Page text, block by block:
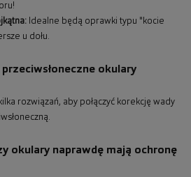
Idealne będą oprawki typu "kocie
u dołu.
okulary
rozwiązań, aby połączyć korekcję wady
okulary naprawdę mają ochronę